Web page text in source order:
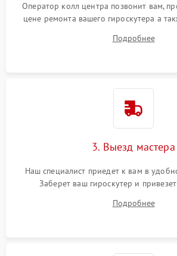
Оператор колл центра позвонит вам,
цене ремонта вашего гироскутера а
Подробнее
3. Выезд мастера
Наш специалист приедет к вам в
Заберет ваш гироскутер и
Подробнее